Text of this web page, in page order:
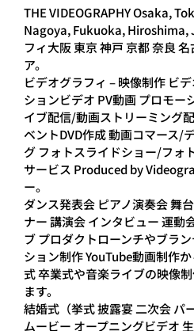
THE VIDEOGRAPHY Osaka,
Nagoya, Fukuoka, Hiroshima,
フィ大阪 東京 神戸 京都 奈良
ア。
ビデオグラフィ – 映像制作 ビ
ションビデオ PV動画 プロモー
イブ配信/動画ストリーミング
ベントDVD作成 動画コマース/
グ フォトスライドショー/フォ
サービス Produced by
ー。
ダンス発表会 ピアノ演奏会 舞
ナー 講演会 インタビュー 運動
ブ プロダクトローンチやブラ
ション制作 YouTube動画制作
式 卒業式や音楽ライブの映像
ます。
結婚式（挙式 披露宴 二次会 パ
ムービー オープニングビデオ